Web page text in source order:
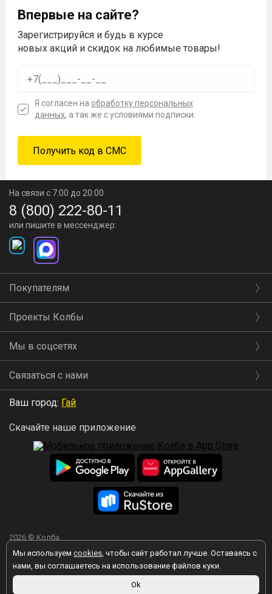
Впервые на сайте?
Зарегистрируйся и будь в курсе
новых акций и скидок на любимые товары!
Я согласен на обработку персональных
данных, а так же с условиями подписки.
Мы используем cookies, чтобы сайт работал лучше. Оставаясь с
нами, вы соглашаетесь на использование файлов куки.
Ok
На связи с 7:00 до 20:00
8 (800) 222-80-11
или пишите в мессенджер:
Покупателям
Проекты Колбы
Мы в соцсетях
Связаться с нами
Ваш город: Гай
Скачайте наше приложение
2026 © Колба
Вы принимаете условия политики в отношении обработки
персональных данных